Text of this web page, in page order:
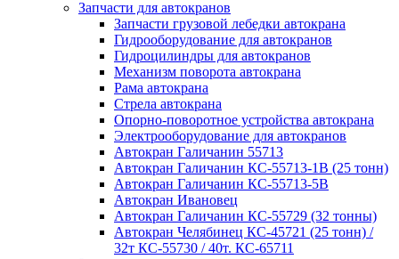
Запчасти для автокранов
Запчасти грузовой лебедки автокрана
Гидрооборудование для автокранов
Гидроцилиндры для автокранов
Механизм поворота автокрана
Рама автокрана
Стрела автокрана
Опорно-поворотное устройства автокрана
Электрооборудование для автокранов
Автокран Галичанин 55713
Автокран Галичанин КС-55713-1В (25 тонн)
Автокран Галичанин КС-55713-5В
Автокран Ивановец
Автокран Галичанин КС-55729 (32 тонны)
Автокран Челябинец КС-45721 (25 тонн) /
32т КС-55730 / 40т. КС-65711